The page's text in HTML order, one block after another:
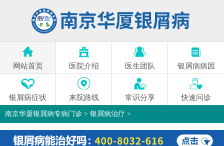
网站首页 医院介绍 医生团队 银屑病病因
银屑病症状 来院路线 常识分享 快速问诊
南京华厦银屑病专病门诊 > 银屑病治疗 >